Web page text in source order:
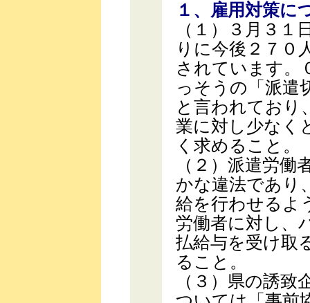
１、雇用対策に
（１）３月３
りに今後２７０
されています。
っそうの「派遣
と言われており
業に対し少なく
く求めること。
（２）派遣労
かな違法であり
給を行わせるよ
労働者に対し、
払給与を受け取
ること。
（３）県の誘